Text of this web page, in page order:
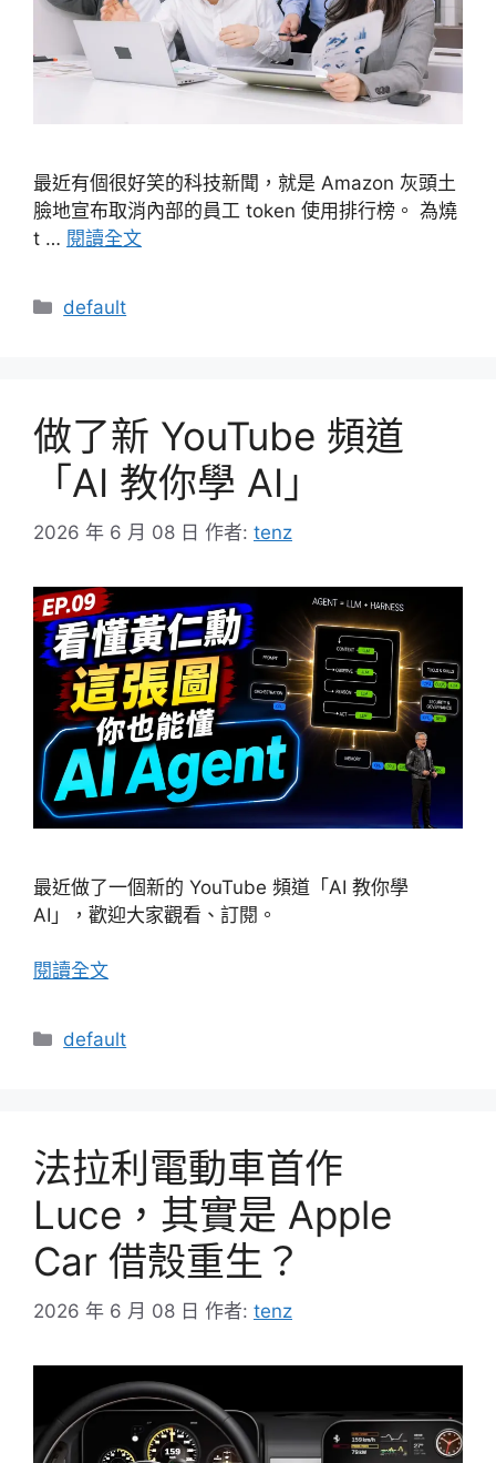
最近有個很好笑的科技新聞，就是 Amazon 灰頭土
臉地宣布取消內部的員工 token 使用排行榜。 為燒
t … 閱讀全文
分
default
做了新 YouTube 頻道
「AI 教你學 AI」
2026 年 6 月 08 日 作者: tenz
最近做了一個新的 YouTube 頻道「AI 教你學
AI」，歡迎大家觀看、訂閱。
閱讀全文
分
default
法拉利電動車首作
Luce，其實是 Apple
Car 借殼重生？
2026 年 6 月 08 日 作者: tenz